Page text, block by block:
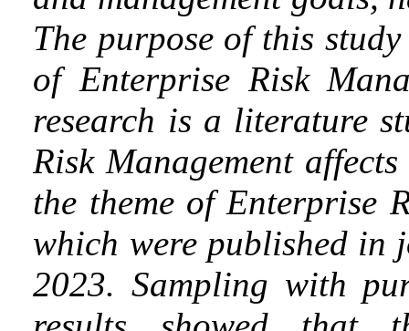
The purpose of this
of Enterprise Risk
research is a literature
Risk Management
the theme of Enterprise
which were published in
2023. Sampling with